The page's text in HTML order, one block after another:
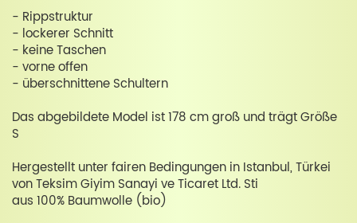
- Rippstruktur
- lockerer Schnitt
- keine Taschen
- vorne offen
- überschnittene Schultern
Das abgebildete Model ist 178 cm groß und trägt Größe
S
Hergestellt unter fairen Bedingungen in Istanbul, Türkei
von Teksim Giyim Sanayi ve Ticaret Ltd. Sti
aus 100% Baumwolle (bio)